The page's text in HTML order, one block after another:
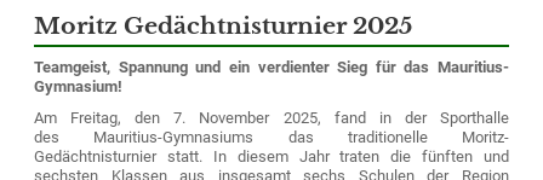
Moritz Gedächtnisturnier 2025
Teamgeist, Spannung und ein verdienter Sieg für das Mauritius-
Gymnasium!
Am Freitag, den 7. November 2025, fand in der Sporthalle
des Mauritius-Gymnasiums das traditionelle Moritz-
Gedächtnisturnier statt. In diesem Jahr traten die fünften und
sechsten Klassen aus insgesamt sechs Schulen der Region